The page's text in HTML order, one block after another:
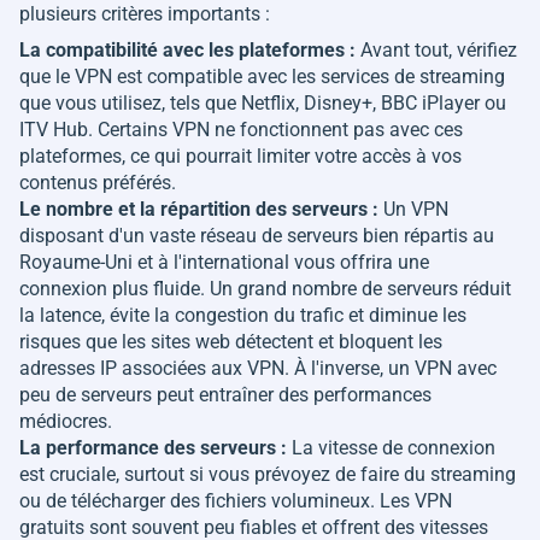
plusieurs critères importants :
La compatibilité avec les plateformes : Avant tout, vérifiez
que le VPN est compatible avec les services de streaming
que vous utilisez, tels que Netflix, Disney+, BBC iPlayer ou
ITV Hub. Certains VPN ne fonctionnent pas avec ces
plateformes, ce qui pourrait limiter votre accès à vos
contenus préférés.
Le nombre et la répartition des serveurs : Un VPN
disposant d'un vaste réseau de serveurs bien répartis au
Royaume-Uni et à l'international vous offrira une
connexion plus fluide. Un grand nombre de serveurs réduit
la latence, évite la congestion du trafic et diminue les
risques que les sites web détectent et bloquent les
adresses IP associées aux VPN. À l'inverse, un VPN avec
peu de serveurs peut entraîner des performances
médiocres.
La performance des serveurs : La vitesse de connexion
est cruciale, surtout si vous prévoyez de faire du streaming
ou de télécharger des fichiers volumineux. Les VPN
gratuits sont souvent peu fiables et offrent des vitesses